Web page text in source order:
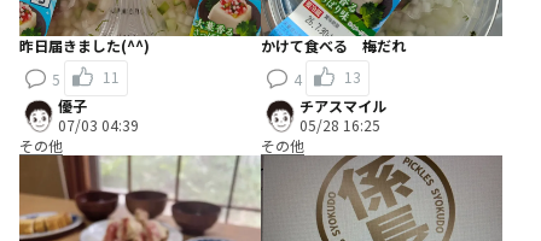
昨日届きました(^^)
5
11
かけて食べる 梅だれ
4
13
優子
07/03 04:39
その他
チアスマイル
05/28 16:25
その他